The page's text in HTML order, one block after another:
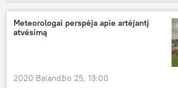
dujos
rusiškos dujos Gazprom
Meteorologai perspėja apie artėjantį
atvėsimą
2020 Balandžio 25, 13:00